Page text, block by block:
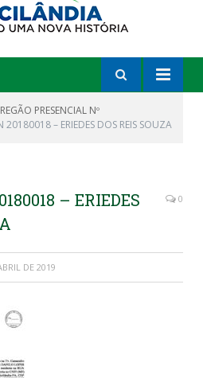
PRESENCIAL Nº
20180018 – ERIEDES DOS REIS SOUZA
– ERIEDES
0
DE 2019